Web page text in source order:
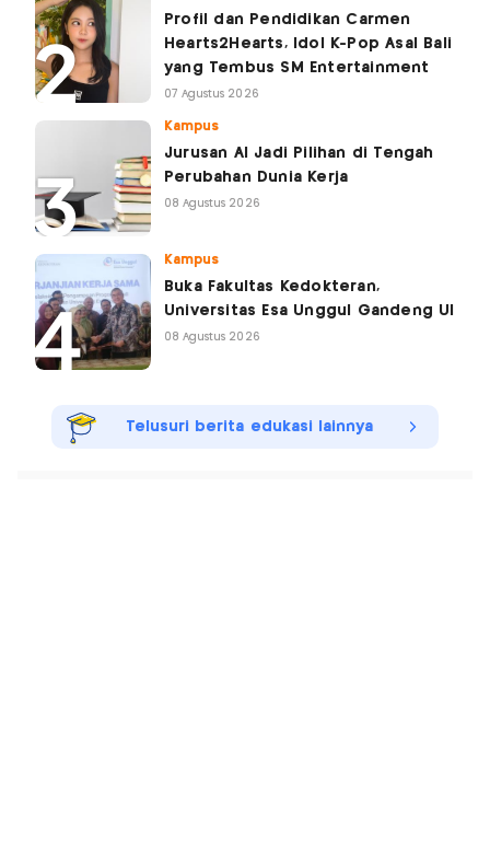
Profil dan Pendidikan Carmen
Hearts2Hearts, Idol K-Pop Asal Bali
yang Tembus SM Entertainment
07 Agustus 2026
Kampus
Jurusan AI Jadi Pilihan di Tengah
Perubahan Dunia Kerja
08 Agustus 2026
Kampus
Buka Fakultas Kedokteran,
Universitas Esa Unggul Gandeng UI
08 Agustus 2026
Telusuri berita edukasi lainnya